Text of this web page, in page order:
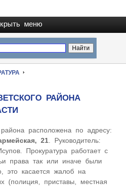
РАЙОНА
района расположена по адресу:
21 . Руководитель:
Прокуратура работает с
права так или иначе были
это касается жалоб на
(полиция, приставы, местная